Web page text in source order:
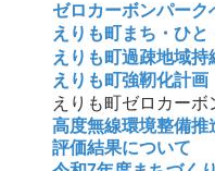
ゼロカーボンパーク
えりも町まち・ひ
えりも町過疎地域
えりも町強靭化計画
えりも町ゼロカーボ
高度無線環境整備推
評価結果について